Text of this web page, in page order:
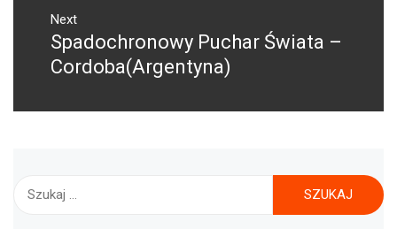
Next
Next
post:
Spadochronowy Puchar Świata –
Cordoba(Argentyna)